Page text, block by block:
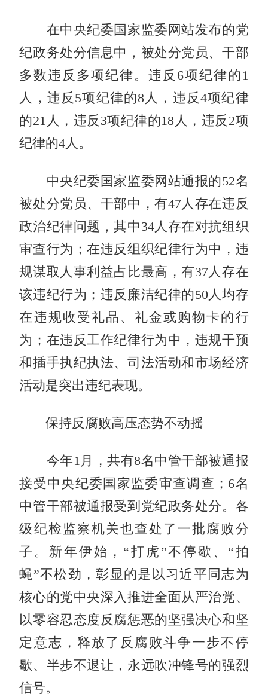
在中央纪委国家监委网站发布的党
纪政务处分信息中，被处分党员、干部
多数违反多项纪律。违反6项纪律的1
人，违反5项纪律的8人，违反4项纪律
的21人，违反3项纪律的18人，违反2项
纪律的4人。
中央纪委国家监委网站通报的52名
被处分党员、干部中，有47人存在违反
政治纪律问题，其中34人存在对抗组织
审查行为；在违反组织纪律行为中，违
规谋取人事利益占比最高，有37人存在
该违纪行为；违反廉洁纪律的50人均存
在违规收受礼品、礼金或购物卡的行
为；在违反工作纪律行为中，违规干预
和插手执纪执法、司法活动和市场经济
活动是突出违纪表现。
保持反腐败高压态势不动摇
今年1月，共有8名中管干部被通报
接受中央纪委国家监委审查调查；6名
中管干部被通报受到党纪政务处分。各
级纪检监察机关也查处了一批腐败分
子。新年伊始，“打虎”不停歇、“拍
蝇”不松劲，彰显的是以习近平同志为
核心的党中央深入推进全面从严治党、
以零容忍态度反腐惩恶的坚强决心和坚
定意志，释放了反腐败斗争一步不停
歇、半步不退让，永远吹冲锋号的强烈
信号。